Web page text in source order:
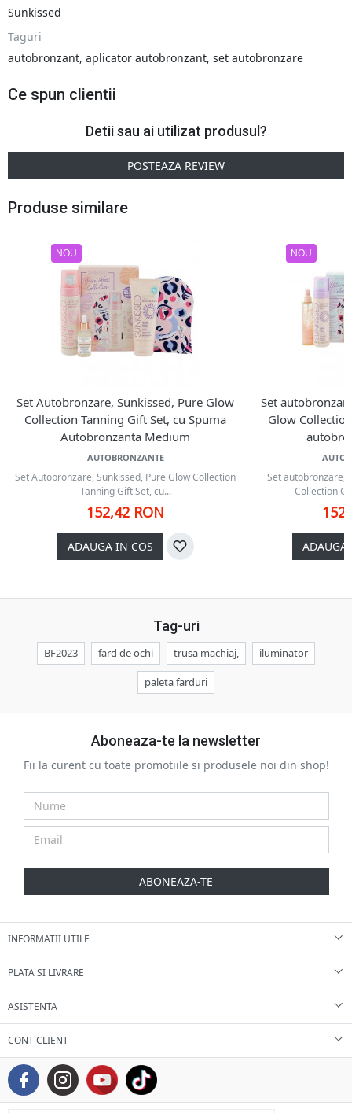
Sunkissed
Taguri
autobronzant, aplicator autobronzant, set autobronzare
Ce spun clientii
Detii sau ai utilizat produsul?
POSTEAZA REVIEW
Produse similare
NOU
Set Autobronzare, Sunkissed, Pure Glow
Collection Tanning Gift Set, cu Spuma
Autobronzanta Medium
AUTOBRONZANTE
Set Autobronzare, Sunkissed, Pure Glow Collection
Tanning Gift Set, cu...
152,42 RON
ADAUGA IN COS
NOU
Set
Glow
Set autobronzare,
Collection
ADAUGA
Tag-uri
BF2023 fard de ochi trusa machiaj, iluminator
paleta farduri
Aboneaza-te la newsletter
Fii la curent cu toate promotiile si produsele noi din shop!
ABONEAZA-TE
INFORMATII UTILE
PLATA SI LIVRARE
ASISTENTA
CONT CLIENT